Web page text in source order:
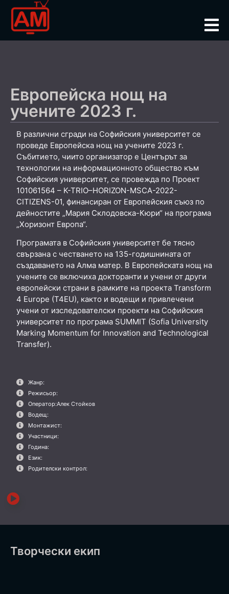
Европейска нощ на
учените 2023 г.
В различни сгради на Софийския университет се
проведе Европейска нощ на учените 2023 г.
Събитието, чиито организатор е Центърът за
технологии на информационното общество към
Софийския университет, се провежда по Проект
101061564 – K-TRIO–HORIZON-MSCA-2022-
CITIZENS-01, финансиран от Европейския съюз по
дейностите „Мария Склодовска-Кюри“ на програма
„Хоризонт Европа“.
Програмата в Софийския университет бе тясно
свързана с честването на 135-годишнината от
създаването на Алма матер. В Европейската нощ на
учените се включиха докторанти и учени от други
европейски страни в рамките на проекта Transform
4 Europe (T4EU), както и водещи и привлечени
учени от изследователски проекти на Софийския
университет по програма SUMMIT (Sofia University
Marking Momentum for Innovation and Technological
Transfer).
Жанр:
Режисьор:
Оператор:Алек Стойков
Водещ:
Монтажист:
Участници:
Година:
Език:
Родителски контрол:
Творчески екип